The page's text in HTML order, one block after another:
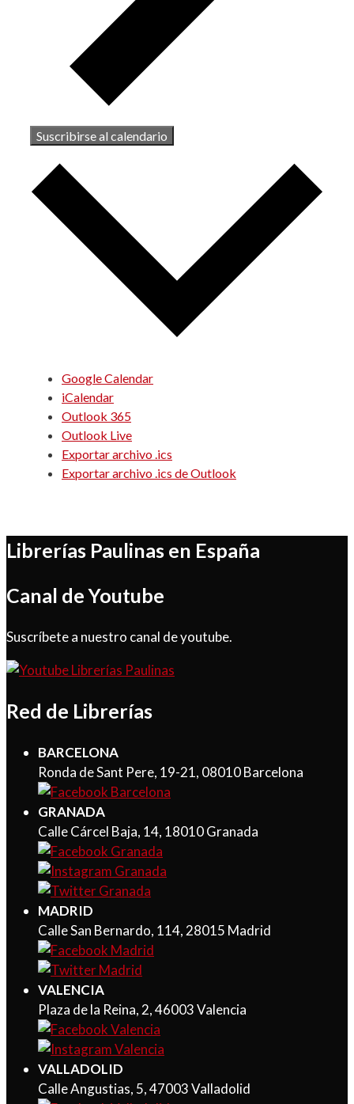
Suscribirse al calendario
Google Calendar
iCalendar
Outlook 365
Outlook Live
Exportar archivo .ics
Exportar archivo .ics de Outlook
Librerías Paulinas en España
Canal de Youtube
Suscríbete a nuestro canal de youtube.
Red de Librerías
BARCELONA
Ronda de Sant Pere, 19-21, 08010 Barcelona
GRANADA
Calle Cárcel Baja, 14, 18010 Granada
MADRID
Calle San Bernardo, 114, 28015 Madrid
VALENCIA
Plaza de la Reina, 2, 46003 Valencia
VALLADOLID
Calle Angustias, 5, 47003 Valladolid